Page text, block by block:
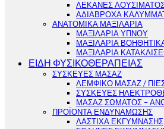
ΛΕΚΑΝΕΣ
ΑΔΙΑΒΡΟΧΑ
ΑΝΑΤΟΜΙΚΑ ΜΑΞΙΛΑΡΙΑ
ΜΑΞΙΛΑΡΙΑ ΥΠΝΟΥ
ΜΑΞΙΛΑΡΙΑ
ΜΑΞΙΛΑΡΙΑ
ΕΙΔΗ ΦΥΣΙΚΟΘΕΡΑΠΕΙΑΣ
ΣΥΣΚΕΥΕΣ ΜΑΣΑΖ
ΛΕΜΦΙΚΟ ΜΑΣΑΖ /
ΣΥΣΚΕΥΕΣ
ΜΑΣΑΖ ΣΩΜΑΤΟΣ –
ΠΡΟΪΟΝΤΑ ΕΝΔΥΝΑΜΩΣΗΣ
ΛΑΣΤΙΧΑ ΕΚΓΥΜΝΑΣΗΣ